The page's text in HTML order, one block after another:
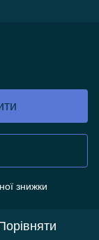
знижки